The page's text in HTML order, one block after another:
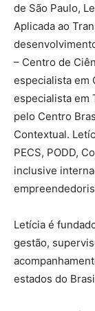
de São Paulo,
Aplicada ao
– Centro de
especialista em
especialista em
pelo Centro
Contextual.
PECS, PODD,
inclusive
Letícia é
gestão,
estados do